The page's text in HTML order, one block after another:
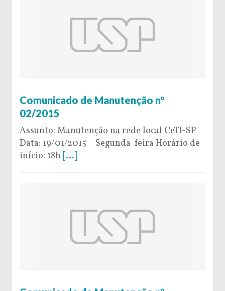
Comunicado de Manutenção nº
02/2015
Assunto: Manutenção na rede local CeTI-SP
Data: 19/01/2015 – Segunda-feira Horário de
início: 18h [...]